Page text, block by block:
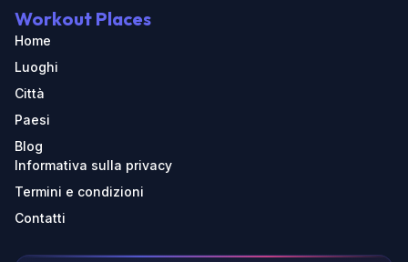
Workout Places
Home
Luoghi
Città
Paesi
Blog
Informativa sulla privacy
Termini e condizioni
Contatti